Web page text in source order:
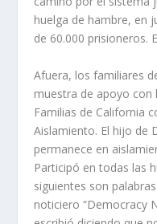
huelga de hambre, en
de 60.000 prisioneros.
Afuera, los familiares
muestra de apoyo
Familias de California
Aislamiento. El hijo de
permanece en
Participó en todas las
siguientes son
noticiero “Democracy